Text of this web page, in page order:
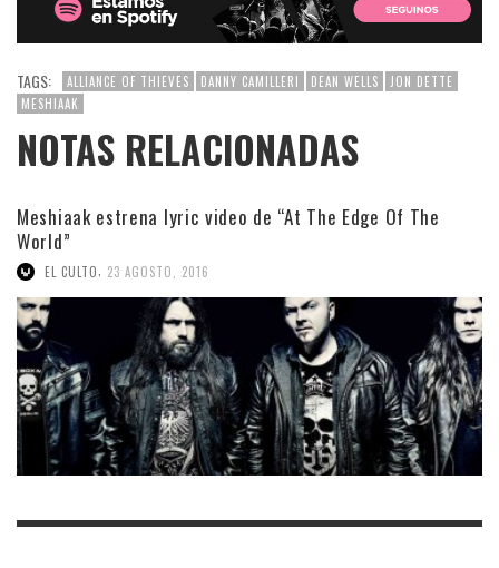
TAGS: ALLIANCE OF THIEVES DANNY CAMILLERI DEAN WELLS
JON DETTE
MESHIAAK
NOTAS RELACIONADAS
Meshiaak estrena lyric video de “At The Edge Of The
World”
EL CULTO, 23 AGOSTO, 2016